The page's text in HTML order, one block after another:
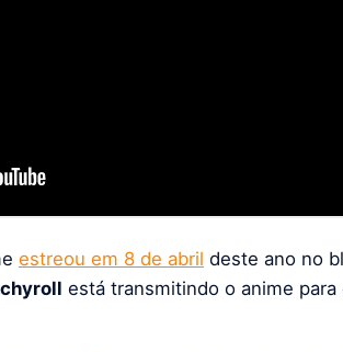
estreou em 8 de abril deste ano no
está transmitindo o anime para